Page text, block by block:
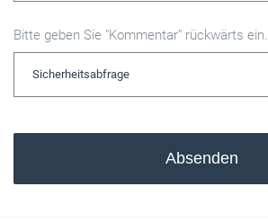
Bitte geben Sie "Kommentar" rückwärts ein.
Absenden